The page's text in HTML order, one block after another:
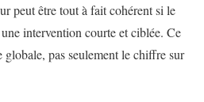
peut être tout à fait cohérent si le
intervention courte et ciblée. Ce
globale, pas seulement le chiffre sur